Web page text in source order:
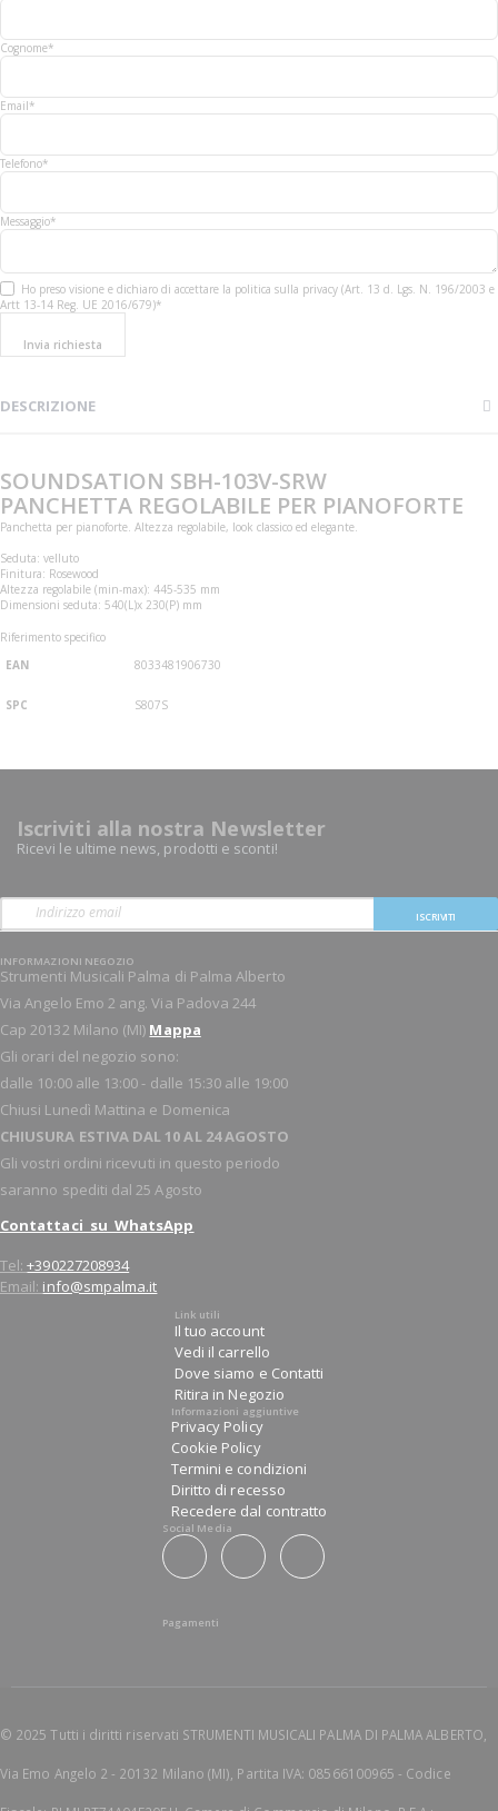
Cognome*
Email*
Telefono*
Messaggio*
Ho preso visione e dichiaro di accettare la politica sulla privacy (Art. 13 d. Lgs. N. 196/2003 e
Artt 13-14 Reg. UE 2016/679)*
Invia richiesta
DESCRIZIONE
SOUNDSATION SBH-103V-SRW
PANCHETTA REGOLABILE PER PIANOFORTE
Panchetta per pianoforte. Altezza regolabile, look classico ed elegante.
Seduta: velluto
Finitura: Rosewood
Altezza regolabile (min-max): 445-535 mm
Dimensioni seduta: 540(L)x 230(P) mm
Riferimento specifico
EAN
8033481906730
SPC S807S
Iscriviti alla nostra Newsletter
Ricevi le ultime news, prodotti e sconti!
ISCRIVITI
INFORMAZIONI NEGOZIO
Strumenti Musicali Palma di Palma Alberto
Via Angelo Emo 2 ang. Via Padova 244
Cap 20132 Milano (MI) Mappa
Gli orari del negozio sono:
dalle 10:00 alle 13:00 - dalle 15:30 alle 19:00
Chiusi Lunedì Mattina e Domenica
CHIUSURA ESTIVA DAL 10 AL 24 AGOSTO
Gli vostri ordini ricevuti in questo periodo
saranno spediti dal 25 Agosto
Contattaci su WhatsApp
Tel:+390227208934
Email: info@smpalma.it
Link utili
Il tuo account
Vedi il carrello
Dove siamo e Contatti
Ritira in Negozio
Informazioni aggiuntive
Privacy Policy
Cookie Policy
Termini e condizioni
Diritto di recesso
Recedere dal contratto
Social Media
Pagamenti
© 2025 Tutti i diritti riservati STRUMENTI MUSICALI PALMA DI PALMA ALBERTO,
Via Emo Angelo 2 - 20132 Milano (MI), Partita IVA: 08566100965 - Codice